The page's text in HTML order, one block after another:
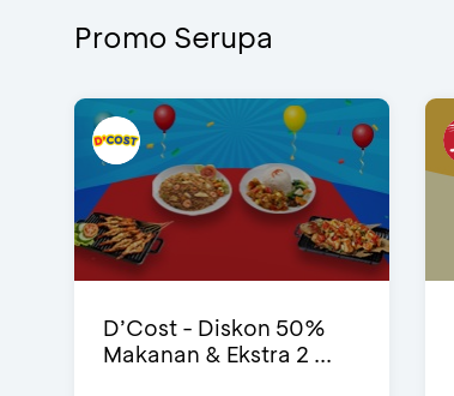
Promo Serupa
D’Cost - Diskon 50%
Makanan & Ekstra 2 ...